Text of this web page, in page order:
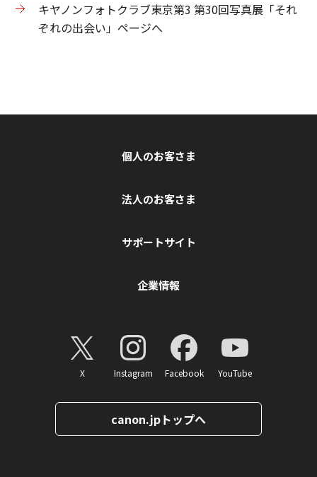
キヤノンフォトクラブ東京第3 第30回写真展「それ
ぞれの出会い」ページへ
個人のお客さま
法人のお客さま
サポートサイト
企業情報
X Instagram Facebook YouTube
canon.jpトップへ